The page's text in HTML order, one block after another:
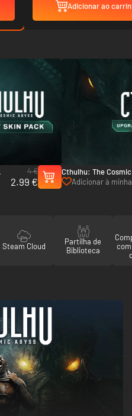
Adicionar ao
4 €
2.99 €
Cthulhu: The
to R'lyeh Edition -
Adicionar à
Steam Cloud
Partilha de
Biblioteca